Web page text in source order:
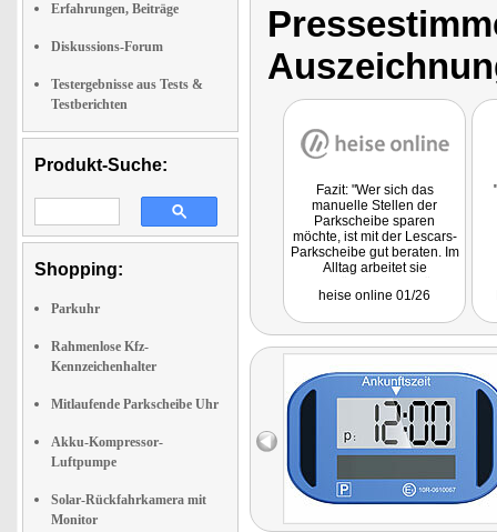
Erfahrungen, Beiträge
Diskussions-Forum
Testergebnisse aus Tests &
Testberichten
Produkt-Suche:
Shopping:
Parkuhr
Rahmenlose Kfz-
Kennzeichenhalter
Mitlaufende Parkscheibe Uhr
Akku-Kompressor-
Luftpumpe
Solar-Rückfahrkamera mit
Monitor
Fazit: "Wer sich das
manuelle Stellen der
Parkscheibe sparen
möchte, ist mit der Lescars-
Parkscheibe gut beraten. Im
Alltag arbeitet sie
Fahrzeughalter vor
und Knopfzelle ermöglicht
Nachtparkfunktion und ein
einstellbares Intervall
erleichtern zudem den
Einsatz im Ausland. Wer
eine solide elektronische
Parkscheibe mit
manueller
Einstellmöglichkeit sucht,
heise online 01/26